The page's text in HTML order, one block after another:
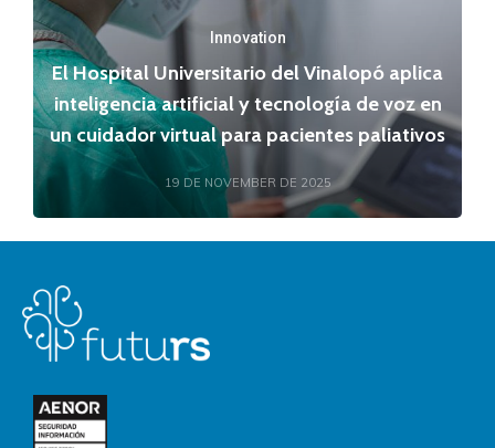
Innovation
El Hospital Universitario del Vinalopó aplica
inteligencia artificial y tecnología de voz en
un cuidador virtual para pacientes paliativos
19 DE NOVEMBER DE 2025